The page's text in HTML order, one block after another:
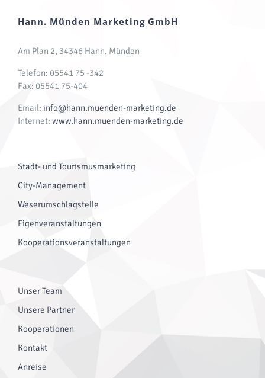
Hann. Münden Marketing GmbH
Am Plan 2, 34346 Hann. Münden
Telefon: 05541 75 -342
Fax: 05541 75-404
Email: info@hann.muenden-marketing.de
Internet: www.hann.muenden-marketing.de
Stadt- und Tourismusmarketing
City-Management
Weserumschlagstelle
Eigenveranstaltungen
Kooperationsveranstaltungen
Unser Team
Unsere Partner
Kooperationen
Kontakt
Anreise